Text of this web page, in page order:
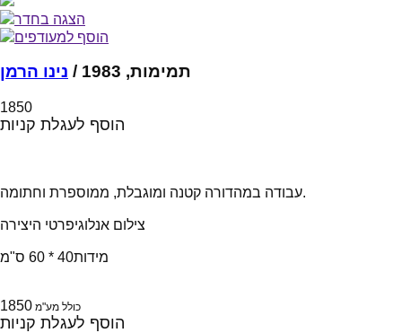
הצגה בחדר
הוסף למעודפים
תמימות, 1983 / נינו הרמן
1850
הוסף לעגלת קניות
עבודה במהדורה קטנה ומוגבלת, ממוספרת וחתומה.
פרטי היצירהצילום אנלוגי
מידות40 * 60 ס"מ
1850 כולל מע"מ
הוסף לעגלת קניות